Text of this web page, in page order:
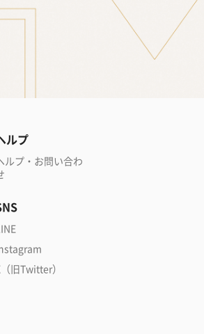
ルプ
ルプ・お問い合わ
旧Twitter）